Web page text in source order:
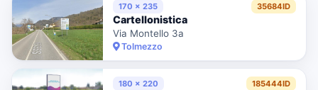
170 x 235 35684ID
Cartellonistica
Via Montello 3a
Tolmezzo
180 x 220 185444ID